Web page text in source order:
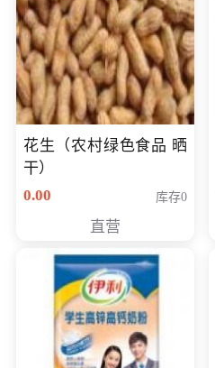
花生（农村绿色食品 晒
干）
0.00
库存0
直营